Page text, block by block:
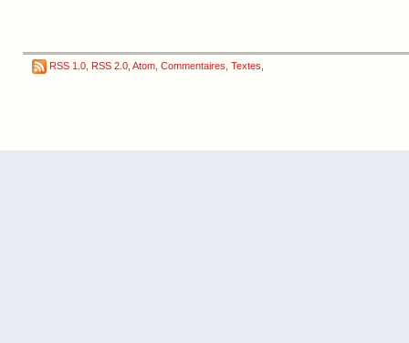
RSS 1.0 RSS 2.0 Atom Commentaires Textes